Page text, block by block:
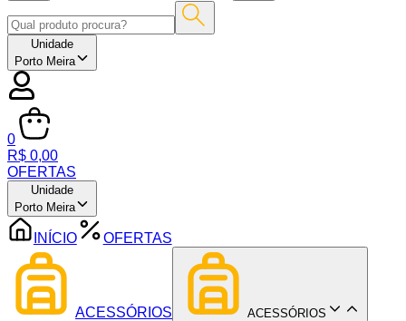
Unidade
Porto Meira
0
R$ 0,00
OFERTAS
Unidade
Porto Meira
INÍCIO OFERTAS
ACESSÓRIOS ACESSÓRIOS